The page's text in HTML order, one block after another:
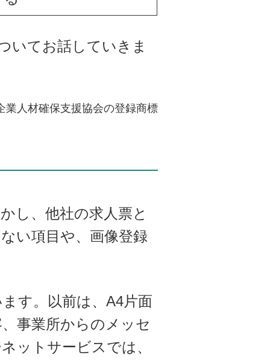
いてお話していきま
人材確保支援協会の登録商標
し、他社の求人票と
い項目や、画像登録
す。以前は、A4片面
事業所からのメッセ
ットサービスでは、